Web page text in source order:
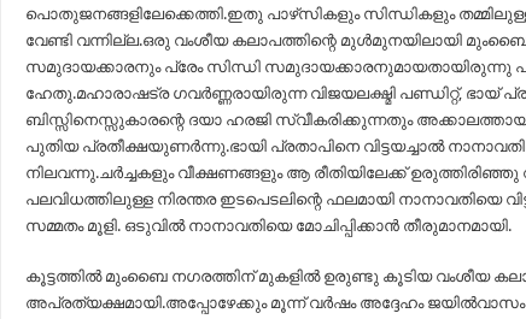
പൊതുജനങ്ങളിലേക്കെത്തി.ഇതു പാഴ്‌സികളും സിന്ധികളും
വേണ്ടി വന്നില്ല.ഒരു വംശീയ കലാപത്തിന്റെ മുള്‍മുനയിലായി
സമുദായക്കാരനും പ്രേം സിന്ധി സമുദായക്കാരനുമായതായിരുന്നു
ഹേതു.മഹാരാഷട്ര ഗവര്‍ണ്ണരായിരുന്ന വിജയലക്ഷ്മി പണ്ഡിറ്റ്, ഭായ്
ബിസ്സിനെസ്സുകാരന്റെ ദയാ ഹരജി സ്വീകരിക്കുന്നതും
പുതിയ പ്രതീക്ഷയുണര്‍ന്നു.ഭായി പ്രതാപിനെ വിട്ടയച്ചാല്‍
നിലവന്നു.ചര്‍ച്ചകളും വീക്ഷണങ്ങളും ആ രീതിയിലേക്ക്
പലവിധത്തിലുള്ള നിരന്തര ഇടപെടലിന്റെ ഫലമായി നാനാവതിയെ
സമ്മതം മൂളി. ഒടുവില്‍ നാനാവതിയെ മോചിപ്പിക്കാന്‍ തീരുമാനമായി.
കൂട്ടത്തില്‍ മുംബൈ നഗരത്തിന് മുകളില്‍ ഉരുണ്ടു കൂടിയ വംശീയ
അപ്രത്യക്ഷമായി.അപ്പോഴേക്കും മൂന്ന് വര്‍ഷം അദ്ദേഹം